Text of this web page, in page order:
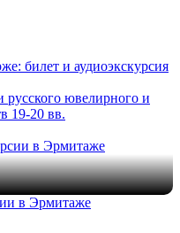
русского ювелирного и
19-20 вв.
в Эрмитаже